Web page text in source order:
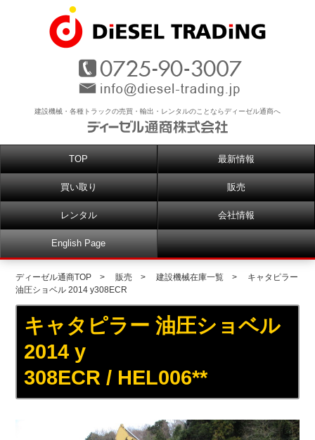
建設機械・各種トラックの売買・輸出・レンタルのことならディーゼル通商へ
TOP 最新情報
買い取り 販売
レンタル 会社情報
English Page
ディーゼル通商TOP >販売 >建設機械在庫一覧 > キャタピラー
油圧ショベル 2014 y308ECR
キャタピラー 油圧ショベル
2014 y
308ECR / HEL006**